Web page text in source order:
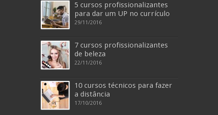
5 cursos profissionalizantes
para dar um UP no currículo
29/11/2016
7 cursos profissionalizantes
de beleza
22/11/2016
10 cursos técnicos para fazer
a distância
17/10/2016